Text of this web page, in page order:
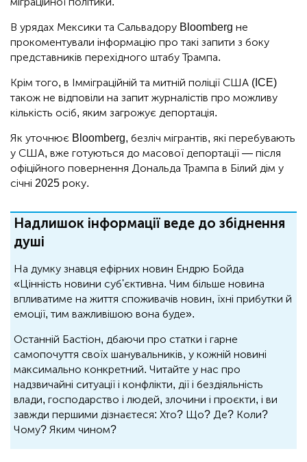
В урядах Мексики та Сальвадору Bloomberg не
прокоментували інформацію про такі запити з боку
представників перехідного штабу Трампа.
Крім того, в Імміграційній та митній поліції США (ICE)
також не відповіли на запит журналістів про можливу
кількість осіб, яким загрожує депортація.
Як уточнює Bloomberg, безліч мігрантів, які перебувають
у США, вже готуються до масової депортації — після
офіційного повернення Дональда Трампа в Білий дім у
січні 2025 року.
Надлишок інформації веде до збіднення
душі
На думку знавця ефірних новин Ендрю Бойда
«Цінність новини суб'єктивна. Чим більше новина
впливатиме на життя споживачів новин, їхні прибутки й
емоції, тим важливішою вона буде».
Останній Бастіон, дбаючи про статки і гарне
самопочуття своїх шанувальників, у кожній новині
максимально конкретний. Читайте у нас про
надзвичайні ситуації і конфлікти, дії і бездіяльність
влади, господарство і людей, злочини і проєкти, і ви
завжди першими дізнаєтеся: Хто? Що? Де? Коли?
Чому? Яким чином?